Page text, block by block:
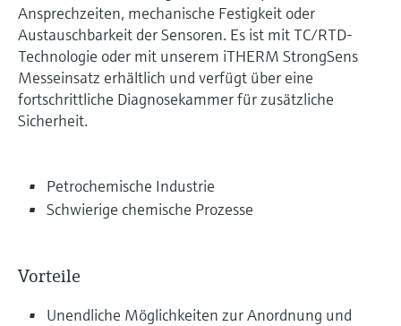
Ansprechzeiten, mechanische Festigkeit oder
Austauschbarkeit der Sensoren. Es ist mit TC/RTD-
Technologie oder mit unserem iTHERM StrongSens
Messeinsatz erhältlich und verfügt über eine
fortschrittliche Diagnosekammer für zusätzliche
Sicherheit.
Petrochemische Industrie
Schwierige chemische Prozesse
Vorteile
Unendliche Möglichkeiten zur Anordnung und